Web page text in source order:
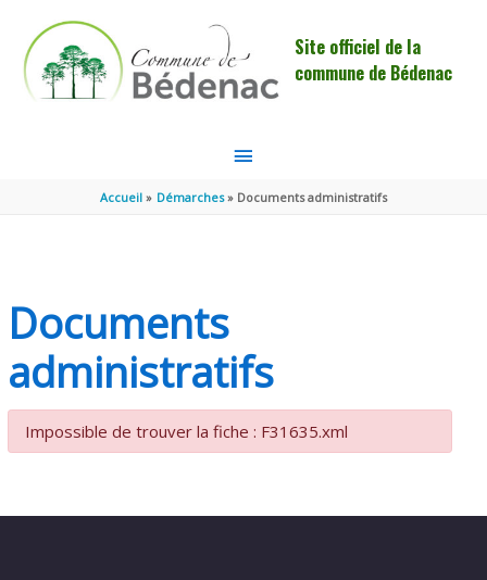
Site officiel de la
commune de Bédenac
MENU
PRINCIPAL
Accueil Démarches Documents administratifs
Documents
administratifs
Impossible de trouver la fiche : F31635.xml